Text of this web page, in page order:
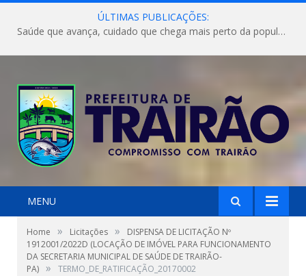
ÚLTIMAS PUBLICAÇÕES:
Saúde que avança, cuidado que chega mais perto da população!
MENU
Home » Licitações »
DISPENSA DE LICITAÇÃO Nº
1912001/2022D (LOCAÇÃO DE IMÓVEL PARA FUNCIONAMENTO
DA SECRETARIA MUNICIPAL DE SAÚDE DE TRAIRÃO-
PA) » TERMO_DE_RATIFICAÇÃO_20170002